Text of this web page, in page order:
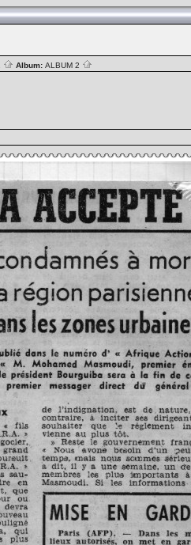
Album: ALBUM 2